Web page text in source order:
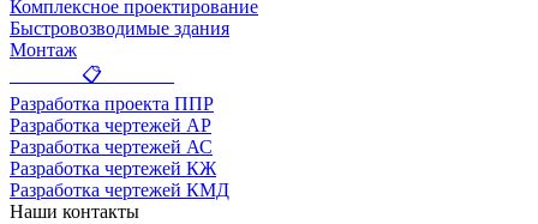
Комплексное проектирование
Быстровозводимые здания
Монтаж
_______ 📋 _______
Разработка проекта ППР
Разработка чертежей АР
Разработка чертежей АС
Разработка чертежей КЖ
Разработка чертежей КМД
Наши контакты